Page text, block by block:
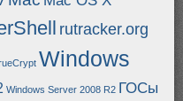
rutracker.org
Windows
Windows Server 2008 R2 ГОСы